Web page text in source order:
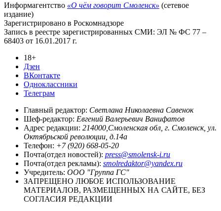
Информагентство «О чём говорит Смоленск» (сетевое
издание)
Зарегистрировано в Роскомнадзоре
Запись в реестре зарегистрированных СМИ: ЭЛ № ФС 77 –
68403 от 16.01.2017 г.
18+
Дзен
ВКонтакте
Одноклассники
Телеграм
Главный редактор: Светлана Николаевна Савенок
Шеф-редактор: Евгений Валерьевич Ванифатов
Адрес редакции: 214000,Смоленская обл, г. Смоленск, ул.
Октябрьской революции, д.14а
Телефон: +7 (920) 668-05-20
Почта(отдел новостей): press@smolensk-i.ru
Почта(отдел рекламы): smolredaktor@yandex.ru
Учредитель: ООО "Группа ГС"
ЗАПРЕЩЕНО ЛЮБОЕ ИСПОЛЬЗОВАНИЕ
МАТЕРИАЛОВ, РАЗМЕЩЕННЫХ НА САЙТЕ, БЕЗ
СОГЛАСИЯ РЕДАКЦИИ